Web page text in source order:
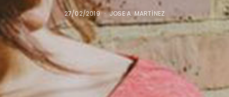
27/02/2019 JOSE A. MARTÍNEZ